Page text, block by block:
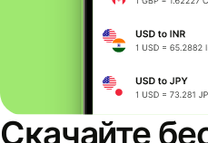
Скачайте